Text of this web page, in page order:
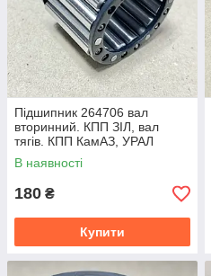
Підшипник 264706 вал
вторинний. КПП ЗІЛ, вал
тягів. КПП КамАЗ, УРАЛ
264706
В наявності
180 ₴
Купити